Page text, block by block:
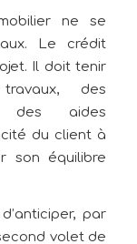
ne se
Le crédit
Il doit tenir
des
des aides
du client à
son équilibre
par
volet de